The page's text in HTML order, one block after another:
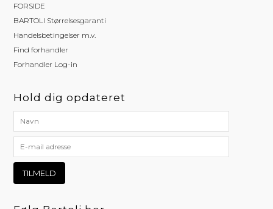
FORSIDE
BARTOLI Størrelsesgaranti
Handelsbetingelser m.v.
Find forhandler
Forhandler Log-in
Hold dig opdateret